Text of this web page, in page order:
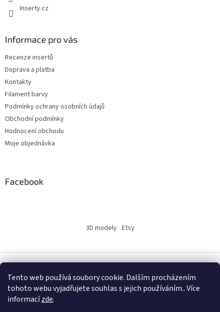
Tento web používá soubory cookie. Dalším procházením
tohoto webu vyjadřujete souhlas s jejich používáním.. Více
informacízde.
Inserty.cz
Informace pro vás
Recenze insertů
Doprava a platba
Kontakty
Filament barvy
Podmínky ochrany osobních údajů
Obchodní podmínky
Hodnocení obchodu
Moje objednávka
Facebook
3D modely Etsy
Vytvořil Shoptet
Copyright 2026